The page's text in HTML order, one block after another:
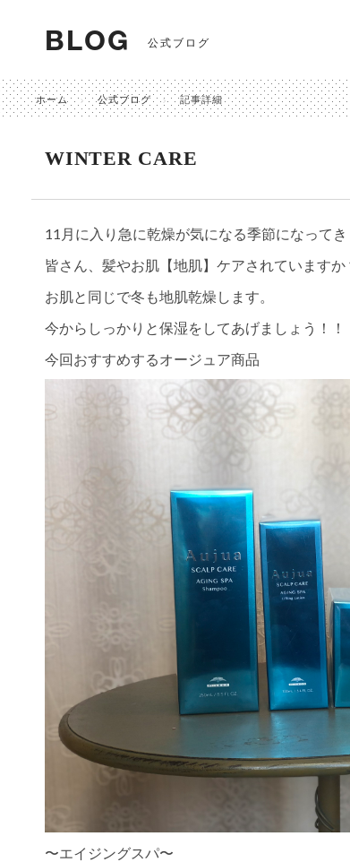
BLOG 公式ブログ
ホーム 公式ブログ 記事詳細
WINTER CARE
11月に入り急に乾燥が気になる季節になって
皆さん、髪やお肌【地肌】ケアされていますか
お肌と同じで冬も地肌乾燥します。
今からしっかりと保湿をしてあげましょう！！
今回おすすめするオージュア商品
〜エイジングスパ〜